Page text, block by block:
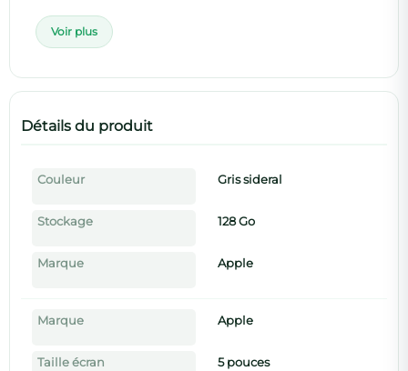
Voir plus
Détails du produit
Couleur Gris sideral
Stockage 128 Go
Marque Apple
Marque Apple
Taille écran 5 pouces